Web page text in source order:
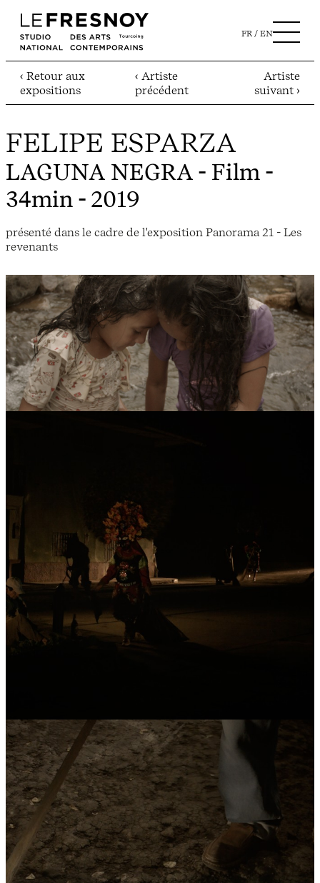
FR EN
‹ Retour aux
expositions
‹ Artiste
précédent
Artiste
suivant ›
FELIPE ESPARZA
LAGUNA NEGRA - Film -
34min - 2019
présenté dans le cadre de l'exposition Panorama 21 - Les
revenants